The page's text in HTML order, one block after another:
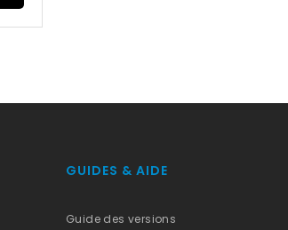
GUIDES & AIDE
Guide des versions